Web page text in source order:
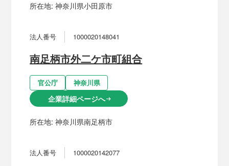
所在地:神奈川県小田原市
法人番号 1000020148041
南足柄市外二ケ市町組合
官公庁 神奈川県
企業詳細ページへarrow_right_alt
所在地:神奈川県南足柄市
法人番号 1000020142077